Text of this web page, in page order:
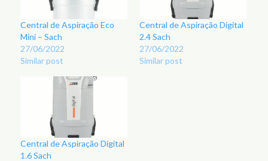
Central de Aspiração Eco
Mini – Sach
27/06/2022
Similar post
Central de Aspiração Digital
2.4 Sach
27/06/2022
Similar post
Central de Aspiração Digital
1.6 Sach